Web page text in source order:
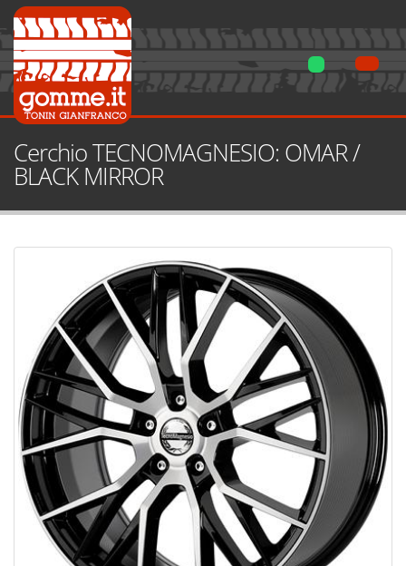
Cerchio TECNOMAGNESIO: OMAR /
BLACK MIRROR